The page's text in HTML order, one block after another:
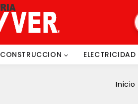
CONSTRUCCION ELECTRICIDAD
Inicio